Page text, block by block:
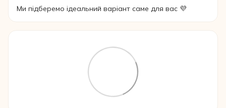
Ми підберемо ідеальний варіант саме для вас 💜